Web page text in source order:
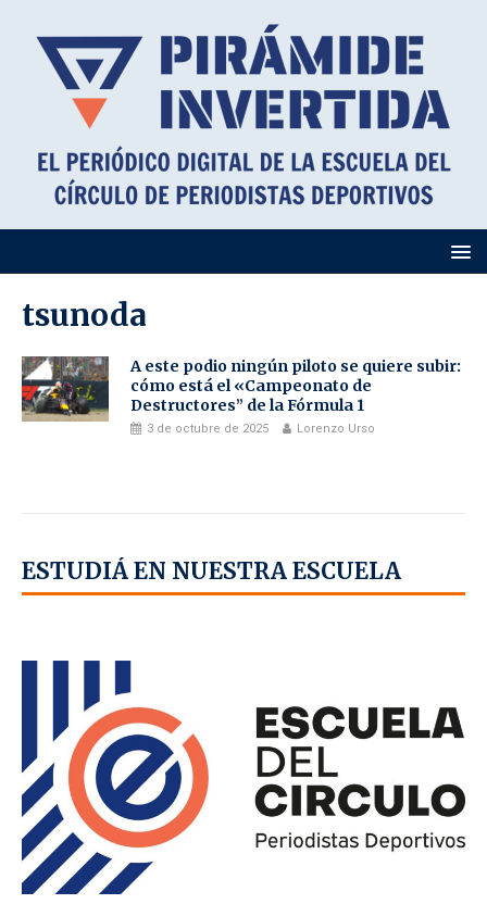
tsunoda
A este podio ningún piloto se quiere subir:
cómo está el «Campeonato de
Destructores” de la Fórmula 1
3 de octubre de 2025 Lorenzo Urso
ESTUDIÁ EN NUESTRA ESCUELA